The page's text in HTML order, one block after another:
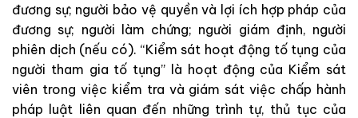
đương sự; người bảo vệ quyền và lợi ích hợp pháp của
đương sự; người làm chứng; người giám định, người
phiên dịch (nếu có). “Kiểm sát hoạt động tố tụng của
người tham gia tố tụng” là hoạt động của Kiểm sát
viên trong việc kiểm tra và giám sát việc chấp hành
pháp luật liên quan đến những trình tự, thủ tục của